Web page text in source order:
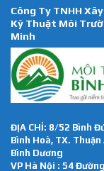
Công Ty TNHH
Kỹ Thuật Môi
Minh
ĐỊA CHỈ: 8/52 Bình
Bình Hoà, TX.
Bình Dương
VP Hà Nội : 54